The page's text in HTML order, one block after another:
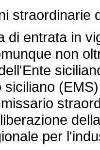
straordinarie
entrata in
non
siciliano
per